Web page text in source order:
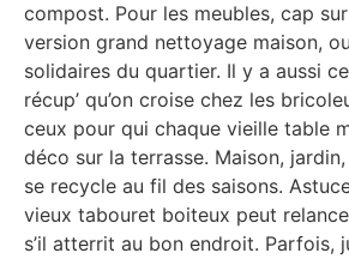
compost. Pour les meubles, cap
version grand nettoyage maison,
solidaires du quartier. Il y a aussi
récup’ qu’on croise chez les
ceux pour qui chaque vieille table
déco sur la terrasse. Maison,
se recycle au fil des saisons.
vieux tabouret boiteux peut
s’il atterrit au bon endroit. Parfois,